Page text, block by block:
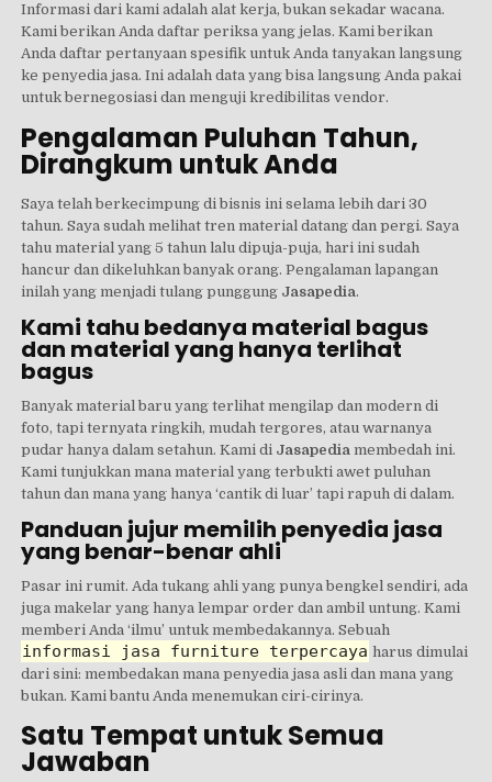
Informasi dari kami adalah alat kerja, bukan sekadar wacana.
Kami berikan Anda daftar periksa yang jelas. Kami berikan
Anda daftar pertanyaan spesifik untuk Anda tanyakan langsung
ke penyedia jasa. Ini adalah data yang bisa langsung Anda pakai
untuk bernegosiasi dan menguji kredibilitas vendor.
Pengalaman Puluhan Tahun,
Dirangkum untuk Anda
Saya telah berkecimpung di bisnis ini selama lebih dari 30
tahun. Saya sudah melihat tren material datang dan pergi. Saya
tahu material yang 5 tahun lalu dipuja-puja, hari ini sudah
hancur dan dikeluhkan banyak orang. Pengalaman lapangan
inilah yang menjadi tulang punggung Jasapedia.
Kami tahu bedanya material bagus
dan material yang hanya terlihat
bagus
Banyak material baru yang terlihat mengilap dan modern di
foto, tapi ternyata ringkih, mudah tergores, atau warnanya
pudar hanya dalam setahun. Kami di Jasapedia membedah ini.
Kami tunjukkan mana material yang terbukti awet puluhan
tahun dan mana yang hanya ‘cantik di luar’ tapi rapuh di dalam.
Panduan jujur memilih penyedia jasa
yang benar-benar ahli
Pasar ini rumit. Ada tukang ahli yang punya bengkel sendiri, ada
juga makelar yang hanya lempar order dan ambil untung. Kami
memberi Anda ‘ilmu’ untuk membedakannya. Sebuah
informasi jasa furniture terpercaya harus dimulai
dari sini: membedakan mana penyedia jasa asli dan mana yang
bukan. Kami bantu Anda menemukan ciri-cirinya.
Satu Tempat untuk Semua
Jawaban